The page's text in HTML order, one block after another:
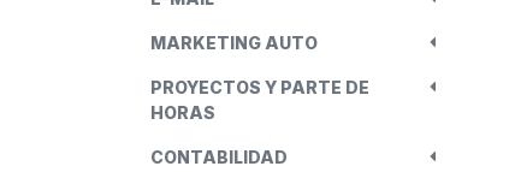
MARKETING AUTO
PROYECTOS Y PARTE DE
HORAS
CONTABILIDAD